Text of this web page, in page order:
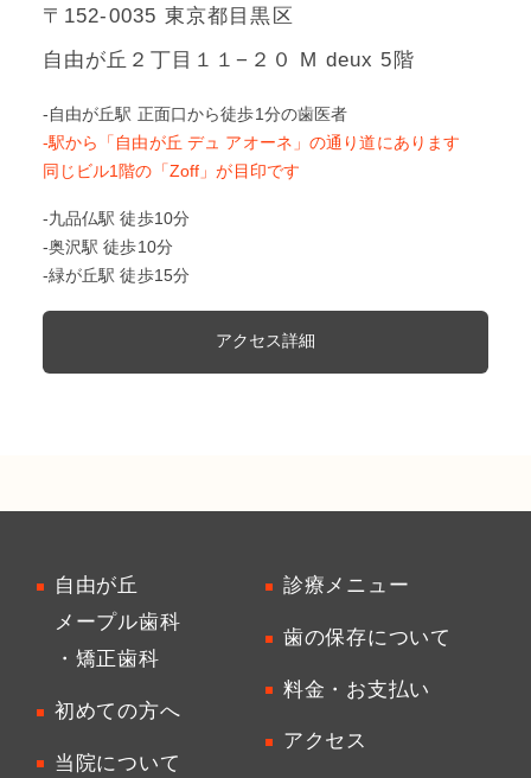
〒152-0035 東京都目黒区
自由が丘２丁目１１−２０ M deux 5階
-自由が丘駅 正面口から徒歩1分の歯医者
-駅から「自由が丘 デュ アオーネ」の通り道にあります
同じビル1階の「Zoff」が目印です
-九品仏駅 徒歩10分
-奥沢駅 徒歩10分
-緑が丘駅 徒歩15分
アクセス詳細
自由が丘
メープル歯科
・矯正歯科
初めての方へ
当院について
診療メニュー
歯の保存について
料金・お支払い
アクセス